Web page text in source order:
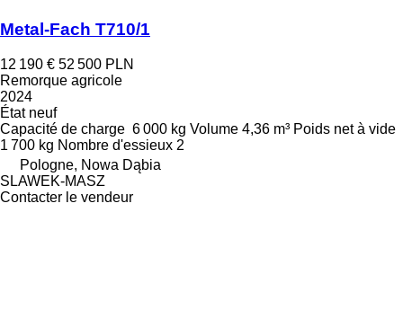
Metal-Fach T710/1
12 190 € 52 500 PLN
Remorque agricole
2024
Étatneuf
Capacité de charge 6 000 kg Volume 4,36 m³ Poids net à vide
1 700 kg Nombre d'essieux 2
Pologne, Nowa Dąbia
SLAWEK-MASZ
Contacter le vendeur